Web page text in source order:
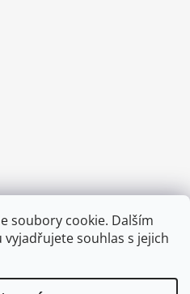
soubory cookie. Dalším
souhlas s jejich